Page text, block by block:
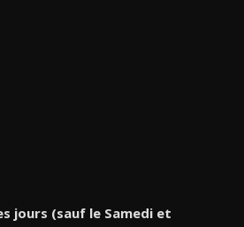
jours (sauf le Samedi et